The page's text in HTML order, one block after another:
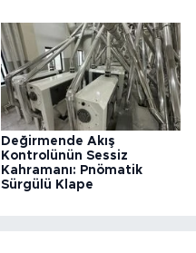
Değirmende Akış
Kontrolünün Sessiz
Kahramanı: Pnömatik
Sürgülü Klape